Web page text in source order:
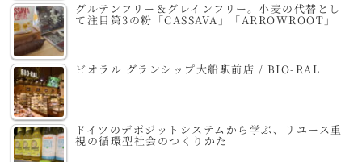
グルテンフリー＆グレインフリー。小麦の代替とし
て注目第3の粉「CASSAVA」「ARROWROOT」
ビオラル グランシップ大船駅前店 / BIO-RAL
ドイツのデポジットシステムから学ぶ、リユース重
視の循環型社会のつくりかた